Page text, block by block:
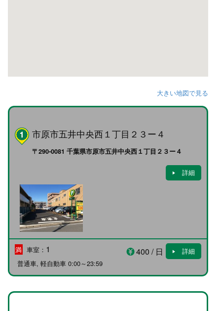
大きい地図で見る
市原市五井中央西１丁目２３ー４
〒290-0081 千葉県市原市五井中央西１丁目２３ー４
詳細
満 車室： 1
普通車, 軽自動車 0:00～23:59
詳細
400 / 日